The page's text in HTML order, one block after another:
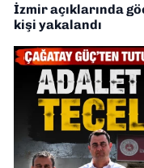
İzmir açıklarında
kişi yakalandı